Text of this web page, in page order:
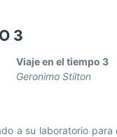
3
Viaje en el tiempo 3
Geronimo Stilton
a su laboratorio